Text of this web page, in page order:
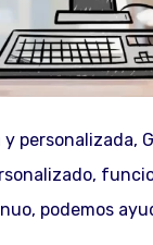
personalizada,
podemos